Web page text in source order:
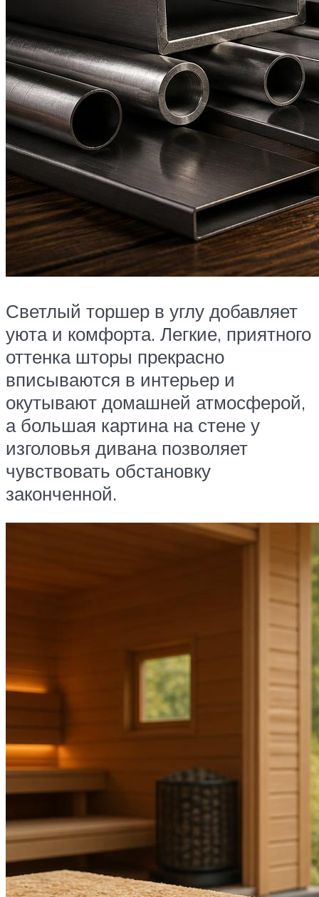
Светлый торшер в углу добавляет
уюта и комфорта. Легкие, приятного
оттенка шторы прекрасно
вписываются в интерьер и
окутывают домашней атмосферой,
а большая картина на стене у
изголовья дивана позволяет
чувствовать обстановку
законченной.